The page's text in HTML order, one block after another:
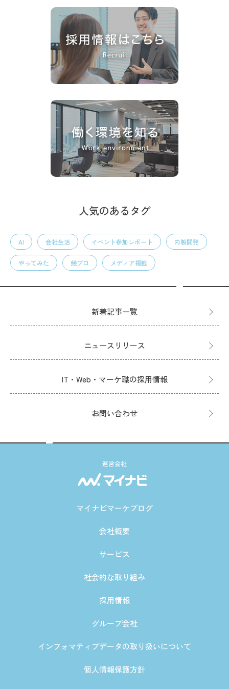
人気のあるタグ
AI 会社生活 イベント参加レポート 内製開発
やってみた 競プロ メディア掲載
新着記事一覧
ニュースリリース
IT・Web・マーケ職の採用情報
お問い合わせ
運営会社
マイナビマーケブログ
会社概要
サービス
社会的な取り組み
採用情報
グループ会社
インフォマティブデータの取り扱いについて
個人情報保護方針